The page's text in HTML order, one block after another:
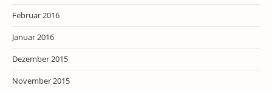
Februar 2016
Januar 2016
Dezember 2015
November 2015